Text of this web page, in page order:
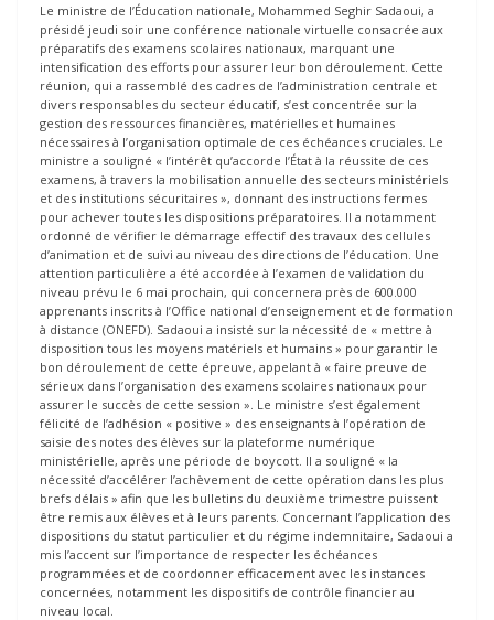
Le ministre de l’Éducation nationale, Mohammed Seghir Sadaoui, a
présidé jeudi soir une conférence nationale virtuelle consacrée aux
préparatifs des examens scolaires nationaux, marquant une
intensification des efforts pour assurer leur bon déroulement. Cette
réunion, qui a rassemblé des cadres de l’administration centrale et
divers responsables du secteur éducatif, s’est concentrée sur la
gestion des ressources financières, matérielles et humaines
nécessaires à l’organisation optimale de ces échéances cruciales. Le
ministre a souligné « l’intérêt qu’accorde l’État à la réussite de ces
examens, à travers la mobilisation annuelle des secteurs ministériels
et des institutions sécuritaires », donnant des instructions fermes
pour achever toutes les dispositions préparatoires. Il a notamment
ordonné de vérifier le démarrage effectif des travaux des cellules
d’animation et de suivi au niveau des directions de l’éducation. Une
attention particulière a été accordée à l’examen de validation du
niveau prévu le 6 mai prochain, qui concernera près de 600.000
apprenants inscrits à l’Office national d’enseignement et de formation
à distance (ONEFD). Sadaoui a insisté sur la nécessité de « mettre à
disposition tous les moyens matériels et humains » pour garantir le
bon déroulement de cette épreuve, appelant à « faire preuve de
sérieux dans l’organisation des examens scolaires nationaux pour
assurer le succès de cette session ». Le ministre s’est également
félicité de l’adhésion « positive » des enseignants à l’opération de
saisie des notes des élèves sur la plateforme numérique
ministérielle, après une période de boycott. Il a souligné « la
nécessité d’accélérer l’achèvement de cette opération dans les plus
brefs délais » afin que les bulletins du deuxième trimestre puissent
être remis aux élèves et à leurs parents. Concernant l’application des
dispositions du statut particulier et du régime indemnitaire, Sadaoui a
mis l’accent sur l’importance de respecter les échéances
programmées et de coordonner efficacement avec les instances
concernées, notamment les dispositifs de contrôle financier au
niveau local.